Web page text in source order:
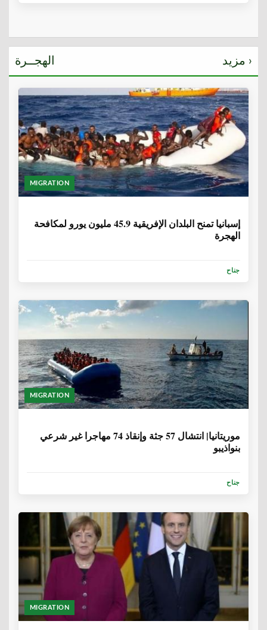
الهجــرة مزيد ›
MIGRATION
إسبانيا تمنح البلدان الإفريقية 45.9 مليون يورو لمكافحة
الهجرة
جناح
MIGRATION
موريتانيا| انتشال 57 جثة وإنقاذ 74 مهاجرا غير شرعي
بنواذيبو
جناح
MIGRATION